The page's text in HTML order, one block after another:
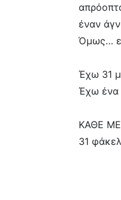
έναν
Όμως…
Έχω 31
Έχω ένα
ΚΑΘΕ
31